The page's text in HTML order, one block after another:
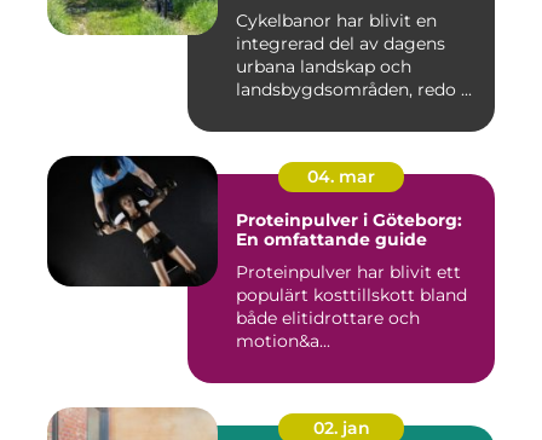
Cykelbanor har blivit en
integrerad del av dagens
urbana landskap och
landsbygdsområden, redo ...
04. mar
Proteinpulver i Göteborg:
En omfattande guide
Proteinpulver har blivit ett
populärt kosttillskott bland
både elitidrottare och
motion&a...
02. jan